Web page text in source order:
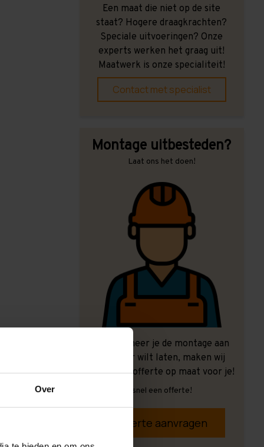
Over
Een maat die niet op de site
staat? Hogere draagkrachten?
Speciale uitvoeringen? Onze
experts werken het graag uit!
Maatwerk is onze specialiteit!
Contact met specialist
Montage uitbesteden?
Laat ons het doen!
Ook wanneer je de montage aan
ons over wilt laten, maken wij
graag een offerte op maat voor je!
Vrijblijvend, snel een offerte!
Offerte aanvragen